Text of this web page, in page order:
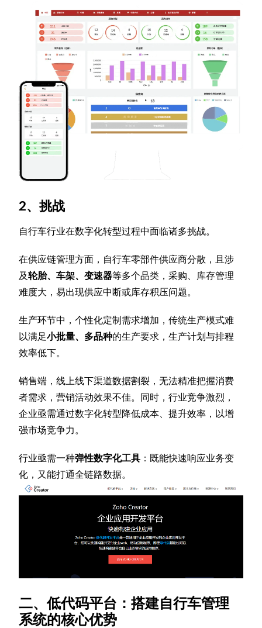
2、挑战
自行车行业在数字化转型过程中面临诸多挑战。
在供应链管理方面，自行车零部件供应商分散，且涉
及轮胎、车架、变速器等多个品类，采购、库存管理
难度大，易出现供应中断或库存积压问题。
生产环节中，个性化定制需求增加，传统生产模式难
以满足小批量、多品种的生产要求，生产计划与排程
效率低下。
销售端，线上线下渠道数据割裂，无法精准把握消费
者需求，营销活动效果不佳。同时，行业竞争激烈，
企业亟需通过数字化转型降低成本、提升效率，以增
强市场竞争力。
行业亟需一种弹性数字化工具 ：既能快速响应业务变
化，又能打通全链路数据。
二、低代码平台：搭建自行车管理
系统的核心优势